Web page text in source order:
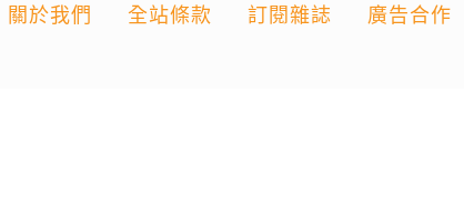
關於我們 全站條款 訂閱雜誌 廣告合作